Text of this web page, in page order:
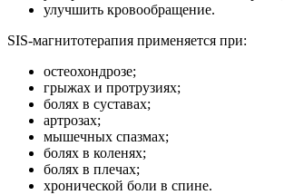
улучшить кровообращение.
SIS-магнитотерапия применяется при:
остеохондрозе;
грыжах и протрузиях;
болях в суставах;
артрозах;
мышечных спазмах;
болях в коленях;
болях в плечах;
хронической боли в спине.